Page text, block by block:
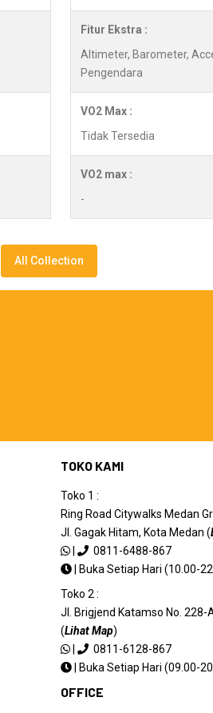
Fitur Ekstra :
Altimeter, Barometer,
Pengendara
VO2 Max :
Tidak Tersedia
VO2 max :
-
All Collection
TOKO KAMI
Toko 1 :
Ring Road Citywalks Medan
Jl. Gagak Hitam, Kota Medan (
|
0811-6488-867
|
Buka Setiap Hari (10.00-
Toko 2 :
Jl. Brigjend Katamso No. 228-
(Lihat Map)
|
0811-6128-867
|
Buka Setiap Hari (09.00-
OFFICE